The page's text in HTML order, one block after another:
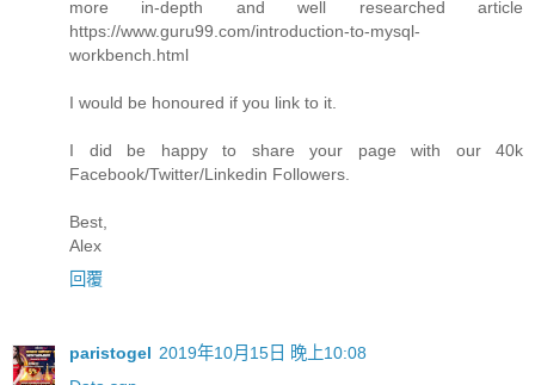
more in-depth and well researched article
https://www.guru99.com/introduction-to-mysql-
workbench.html
I would be honoured if you link to it.
I did be happy to share your page with our 40k
Facebook/Twitter/Linkedin Followers.
Best,
Alex
回覆
paristogel 2019年10月15日 晚上10:08